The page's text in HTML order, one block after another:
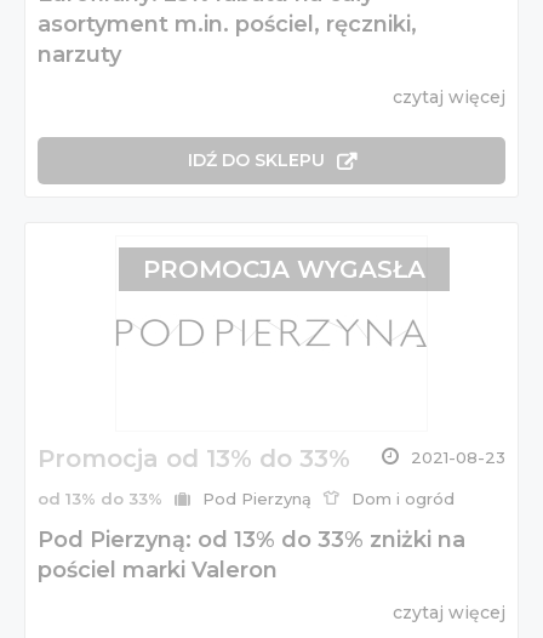
asortyment m.in. pościel, ręczniki,
narzuty
czytaj więcej
IDŹ DO SKLEPU
Promocja od 13% do 33% 2021-08-23
od 13% do 33% Pod Pierzyną Dom i ogród
Pod Pierzyną: od 13% do 33% zniżki na
pościel marki Valeron
czytaj więcej
PROMOCJA WYGASŁA